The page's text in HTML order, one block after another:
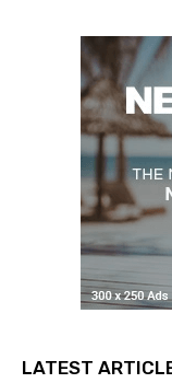
LATEST